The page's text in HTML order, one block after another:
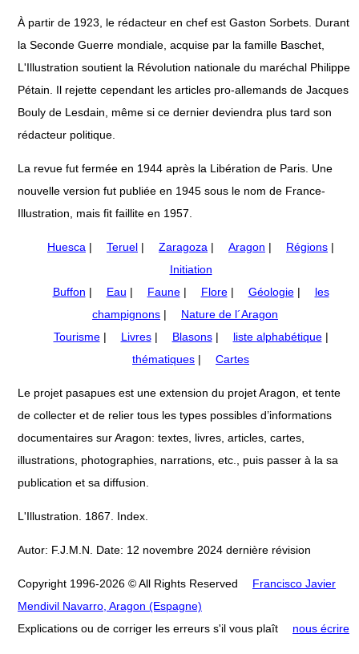
À partir de 1923, le rédacteur en chef est Gaston Sorbets. Durant
la Seconde Guerre mondiale, acquise par la famille Baschet,
L'Illustration soutient la Révolution nationale du maréchal Philippe
Pétain. Il rejette cependant les articles pro-allemands de Jacques
Bouly de Lesdain, même si ce dernier deviendra plus tard son
rédacteur politique.
La revue fut fermée en 1944 après la Libération de Paris. Une
nouvelle version fut publiée en 1945 sous le nom de France-
Illustration, mais fit faillite en 1957.
Huesca | Teruel | Zaragoza | Aragon | Régions |
Initiation
Buffon | Eau | Faune| Flore| Géologie|
les
champignons |
Nature de l´Aragon
Tourisme| Livres| Blasons| liste alphabétique|
thématiques | Cartes
Le projet pasapues est une extension du projet Aragon, et tente
de collecter et de relier tous les types possibles d’informations
documentaires sur Aragon: textes, livres, articles, cartes,
illustrations, photographies, narrations, etc., puis passer à la sa
publication et sa diffusion.
L'Illustration. 1867. Index.
Autor: F.J.M.N. Date: 12 novembre 2024 dernière révision
Copyright 1996-2026 © All Rights Reserved
Francisco Javier
Mendivil Navarro, Aragon (Espagne)
Explications ou de corriger les erreurs s'il vous plaît
nous écrire